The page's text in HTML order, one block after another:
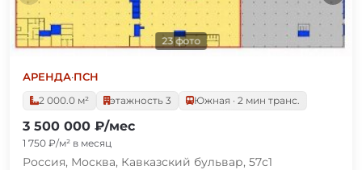
23 фото
АРЕНДА·ПСН
2 000.0 м²
этажность 3 Южная · 2 мин транс.
3 500 000 ₽/мес
1 750 ₽/м² в месяц
Россия, Москва, Кавказский бульвар, 57с1